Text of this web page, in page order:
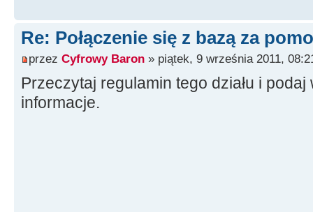
Re: Połączenie się z bazą za
przez Cyfrowy Baron » piątek, 9 września 2011,
Przeczytaj regulamin tego działu i
informacje.